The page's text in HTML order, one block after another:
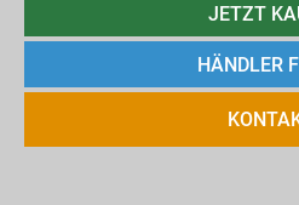
JETZT
HÄNDLER